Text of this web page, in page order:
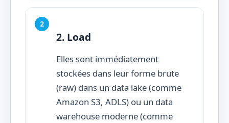
2. Load
Elles sont immédiatement
stockées dans leur forme brute
(raw) dans un data lake (comme
Amazon S3, ADLS) ou un data
warehouse moderne (comme